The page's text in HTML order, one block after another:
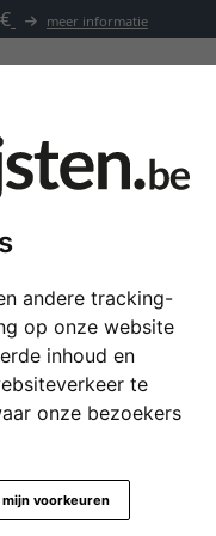
andere tracking-
op onze website
inhoud en
te
onze bezoekers
mijn voorkeuren
meer informatie
Toebehoren
kader